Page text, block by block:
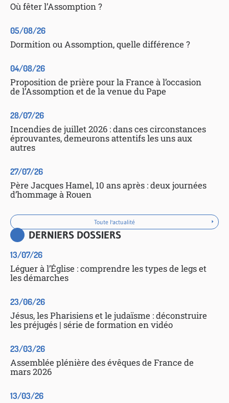
Où fêter l’Assomption ?
05/08/26
Dormition ou Assomption, quelle différence ?
04/08/26
Proposition de prière pour la France à l’occasion
de l’Assomption et de la venue du Pape
28/07/26
Incendies de juillet 2026 : dans ces circonstances
éprouvantes, demeurons attentifs les uns aux
autres
27/07/26
Père Jacques Hamel, 10 ans après : deux journées
d’hommage à Rouen
Toute l'actualité
DERNIERS DOSSIERS
13/07/26
Léguer à l’Église : comprendre les types de legs et
les démarches
23/06/26
Jésus, les Pharisiens et le judaïsme : déconstruire
les préjugés | série de formation en vidéo
23/03/26
Assemblée plénière des évêques de France de
mars 2026
13/03/26